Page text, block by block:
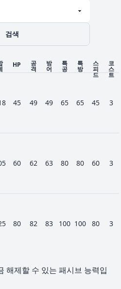
검색
HP 공
격
방
어
특
공
특
방
스
피
드
코
스
트
45 49 49 65 65 45 3
60 62 63 80 80 60 3
80 82 83 100 100 80 3
해제할 수 있는 패시브 능력입